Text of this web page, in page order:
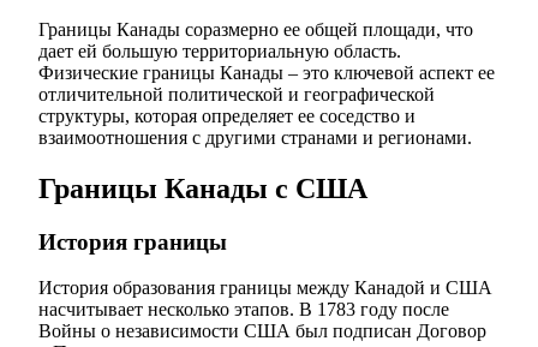
Границы Канады соразмерно ее общей площади, что
дает ей большую территориальную область.
Физические границы Канады – это ключевой аспект ее
отличительной политической и географической
структуры, которая определяет ее соседство и
взаимоотношения с другими странами и регионами.
Границы Канады с США
История границы
История образования границы между Канадой и США
насчитывает несколько этапов. В 1783 году после
Войны о независимости США был подписан Договор